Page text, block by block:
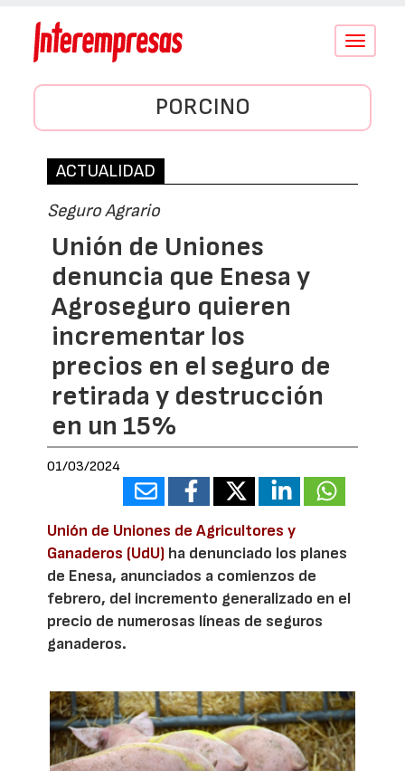
Conmutar
PORCINO
ACTUALIDAD
Seguro Agrario
Unión de Uniones
denuncia que Enesa y
Agroseguro quieren
incrementar los
precios en el seguro de
retirada y destrucción
en un 15%
01/03/2024
Unión de Uniones de Agricultores y
Ganaderos (UdU) ha denunciado los planes
de Enesa, anunciados a comienzos de
febrero, del incremento generalizado en el
precio de numerosas líneas de seguros
ganaderos.